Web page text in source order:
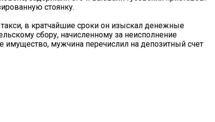
стоянку.
в кратчайшие сроки он изыскал денежные
сбору, начисленному за неисполнение
мужчина перечислил на депозитный счет